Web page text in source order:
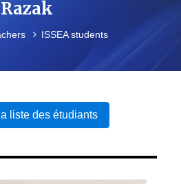
Razak
ISSEA students
liste des étudiants